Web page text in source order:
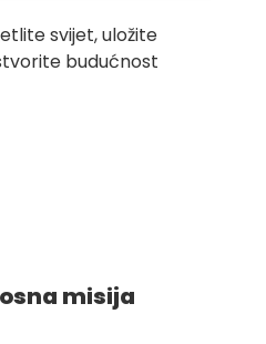
svijet, uložite
budućnost
misija